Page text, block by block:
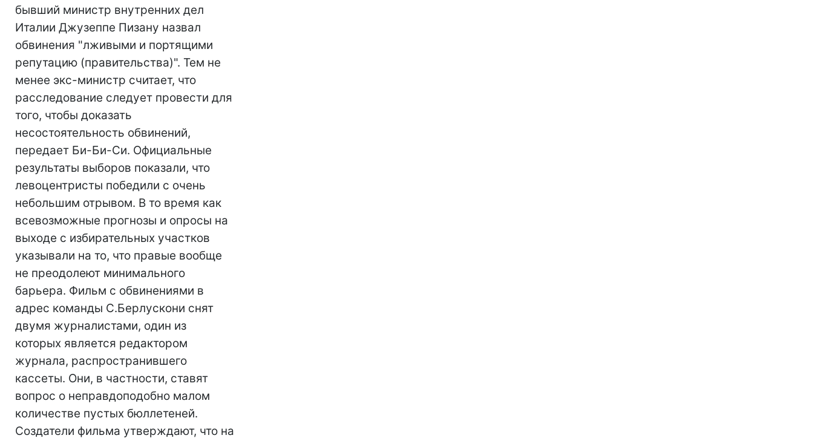
бывший министр внутренних дел
Италии Джузеппе Пизану назвал
обвинения "лживыми и портящими
репутацию (правительства)". Тем не
менее экс-министр считает, что
расследование следует провести для
того, чтобы доказать
несостоятельность обвинений,
передает Би-Би-Си. Официальные
результаты выборов показали, что
левоцентристы победили с очень
небольшим отрывом. В то время как
всевозможные прогнозы и опросы на
выходе с избирательных участков
указывали на то, что правые вообще
не преодолеют минимального
барьера. Фильм с обвинениями в
адрес команды С.Берлускони снят
двумя журналистами, один из
которых является редактором
журнала, распространившего
кассеты. Они, в частности, ставят
вопрос о неправдоподобно малом
количестве пустых бюллетеней.
Создатели фильма утверждают, что на